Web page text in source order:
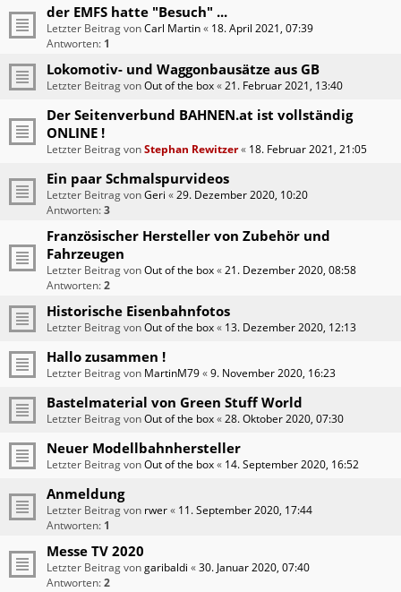
der EMFS hatte "Besuch" ...
Letzter Beitrag vonCarl Martin« 18. April 2021, 07:39
Antworten: 1
Lokomotiv- und Waggonbausätze aus GB
Letzter Beitrag vonOut of the box«21. Februar 2021, 13:40
Der Seitenverbund BAHNEN.at ist vollständig
ONLINE !
Letzter Beitrag vonStephan Rewitzer« 18. Februar 2021, 21:05
Ein paar Schmalspurvideos
Letzter Beitrag vonGeri «29. Dezember 2020, 10:20
Antworten:3
Französischer Hersteller von Zubehör und
Fahrzeugen
Letzter Beitrag vonOut of the box«21. Dezember 2020, 08:58
Antworten:2
Historische Eisenbahnfotos
Letzter Beitrag vonOut of the box« 13. Dezember 2020, 12:13
Hallo zusammen !
Letzter Beitrag von MartinM79«9. November 2020, 16:23
Bastelmaterial von Green Stuff World
Letzter Beitrag vonOut of the box«28. Oktober 2020, 07:30
Neuer Modellbahnhersteller
Letzter Beitrag vonOut of the box« 14. September 2020, 16:52
Anmeldung
Letzter Beitrag von rwer« 11. September 2020, 17:44
Antworten: 1
Messe TV 2020
Letzter Beitrag vongaribaldi «30. Januar 2020, 07:40
Antworten:2